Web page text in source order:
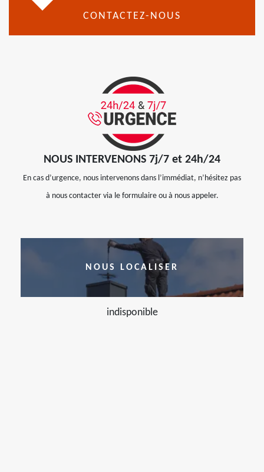
CONTACTEZ-NOUS
NOUS INTERVENONS 7j/7 et 24h/24
En cas d’urgence, nous intervenons dans l’immédiat, n’hésitez pas
à nous contacter via le formulaire ou à nous appeler.
NOUS LOCALISER
indisponible